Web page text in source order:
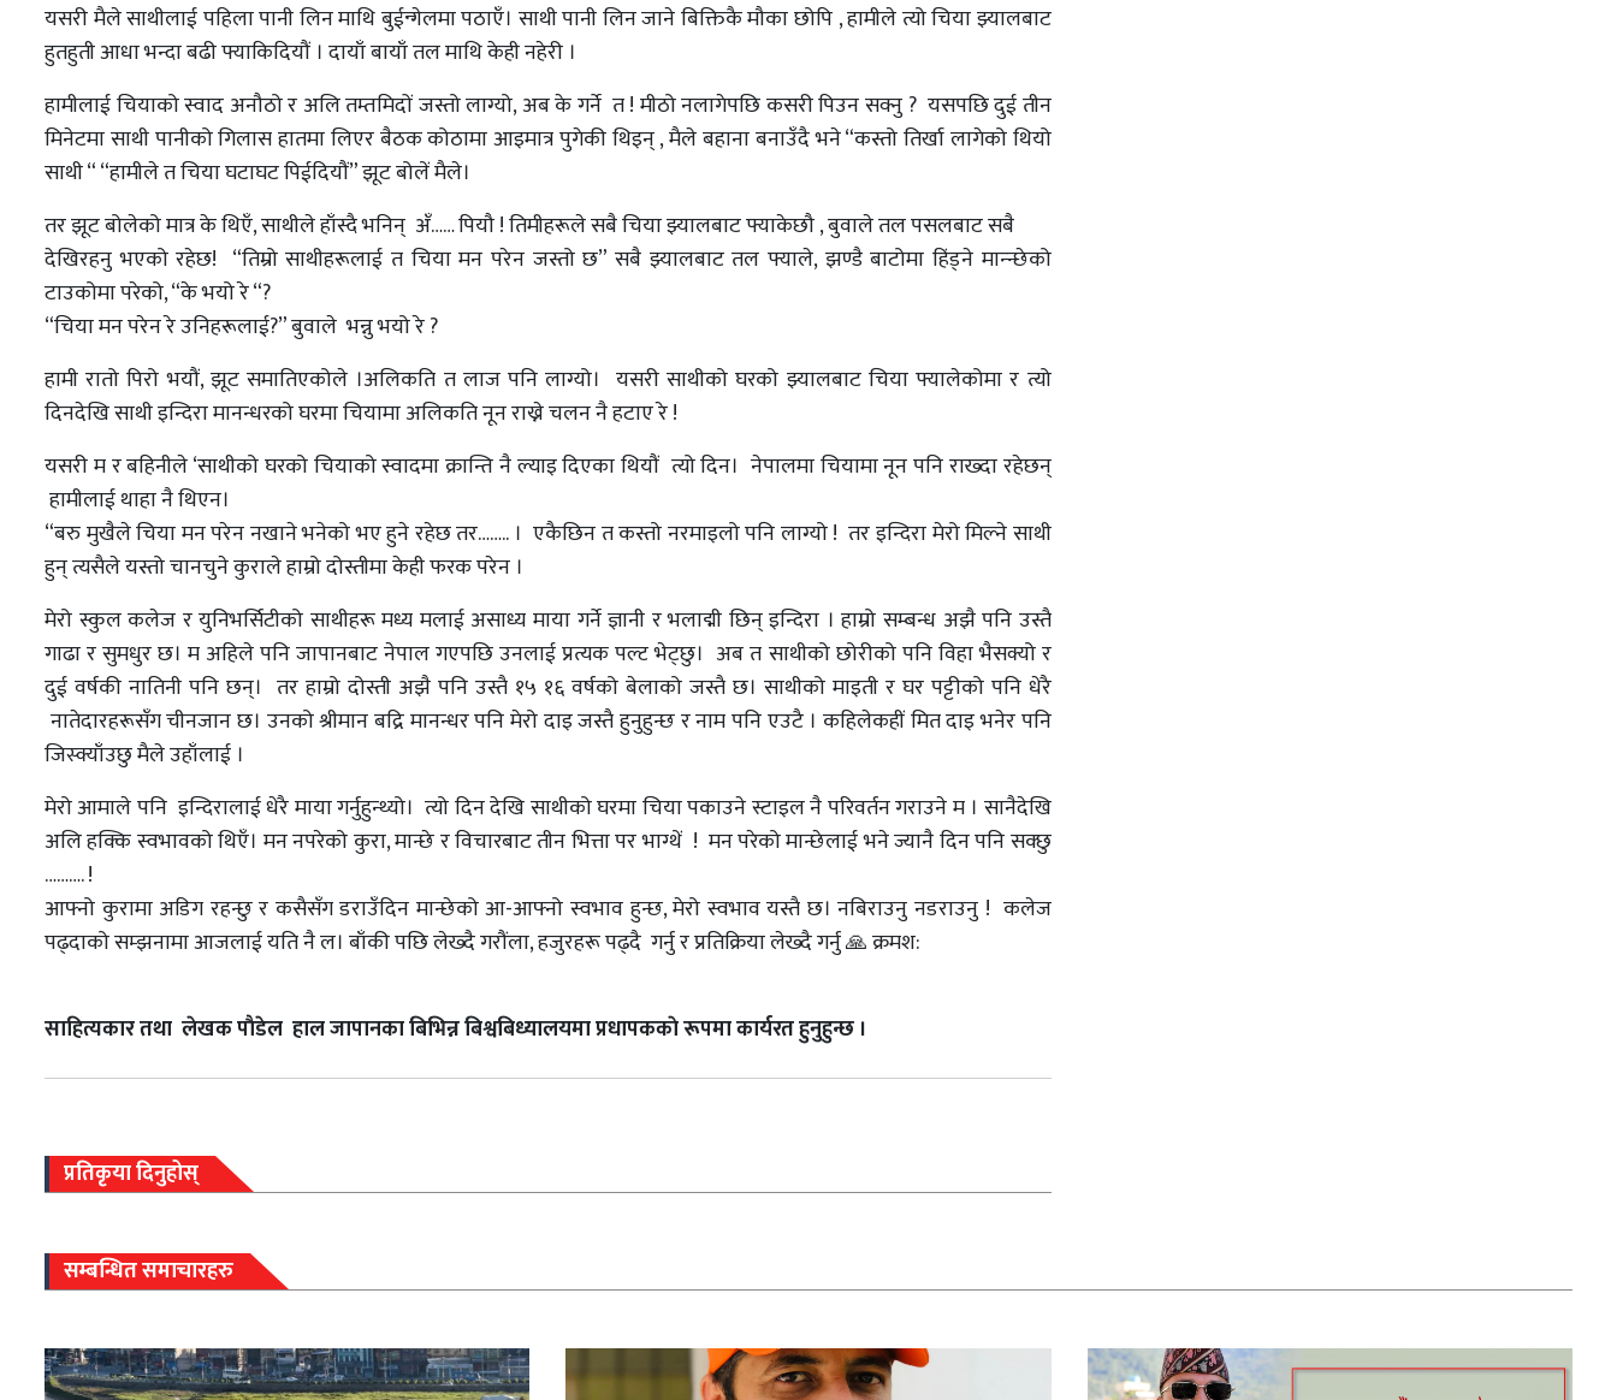
यसरी मैले साथीलाई पहिला पानी लिन माथि बुईन्गेलमा पठाएँ। साथी पानी लिन जाने बिक्तिकै मौका छोपि , हामीले त्यो चिया झ्यालबाट
हुतहुती आधा भन्दा बढी फ्याकिदियौं । दायाँ बायाँ तल माथि केही नहेरी ।
हामीलाई चियाको स्वाद अनौठो र अलि तम्तमिदों जस्तो लाग्यो, अब के गर्ने त ! मीठो नलागेपछि कसरी पिउन सक्नु ? यसपछि दुई तीन
मिनेटमा साथी पानीको गिलास हातमा लिएर बैठक कोठामा आइमात्र पुगेकी थिइन् , मैले बहाना बनाउँदै भने “कस्तो तिर्खा लागेको थियो
साथी “ “हामीले त चिया घटाघट पिईदियौं” झूट बोलें मैले।
तर झूट बोलेको मात्र के थिएँ, साथीले हाँस्दै भनिन् अँ…… पियौ ! तिमीहरूले सबै चिया झ्यालबाट फ्याकेछौ , बुवाले तल पसलबाट सबै
देखिरहनु भएको रहेछ! “तिम्रो साथीहरूलाई त चिया मन परेन जस्तो छ” सबै झ्यालबाट तल फ्याले, झण्डै बाटोमा हिंड्ने मान्न्छेको
टाउकोमा परेको, “के भयो रे “?
“चिया मन परेन रे उनिहरूलाई?” बुवाले भन्नु भयो रे ?
हामी रातो पिरो भयौं, झूट समातिएकोले ।अलिकति त लाज पनि लाग्यो। यसरी साथीको घरको झ्यालबाट चिया फ्यालेकोमा र त्यो
दिनदेखि साथी इन्दिरा मानन्धरको घरमा चियामा अलिकति नून राख्ने चलन नै हटाए रे !
यसरी म र बहिनीले ‘साथीको घरको चियाको स्वादमा क्रान्ति नै ल्याइ दिएका थियौं त्यो दिन। नेपालमा चियामा नून पनि राख्दा रहेछन्
हामीलाई थाहा नै थिएन।
“बरु मुखैले चिया मन परेन नखाने भनेको भए हुने रहेछ तर…….. । एकैछिन त कस्तो नरमाइलो पनि लाग्यो ! तर इन्दिरा मेरो मिल्ने साथी
हुन् त्यसैले यस्तो चानचुने कुराले हाम्रो दोस्तीमा केही फरक परेन ।
मेरो स्कुल कलेज र युनिभर्सिटीको साथीहरू मध्य मलाई असाध्य माया गर्ने ज्ञानी र भलाद्मी छिन् इन्दिरा । हाम्रो सम्बन्ध अझै पनि उस्तै
गाढा र सुमधुर छ। म अहिले पनि जापानबाट नेपाल गएपछि उनलाई प्रत्यक पल्ट भेट्छु। अब त साथीको छोरीको पनि विहा भैसक्यो र
दुई वर्षकी नातिनी पनि छन्। तर हाम्रो दोस्ती अझै पनि उस्तै १५ १६ वर्षको बेलाको जस्तै छ। साथीको माइती र घर पट्टीको पनि धेरै
नातेदारहरूसँग चीनजान छ। उनको श्रीमान बद्रि मानन्धर पनि मेरो दाइ जस्तै हुनुहुन्छ र नाम पनि एउटै । कहिलेकहीं मित दाइ भनेर पनि
जिस्क्याँउछु मैले उहाँलाई ।
मेरो आमाले पनि इन्दिरालाई धेरै माया गर्नुहुन्थ्यो। त्यो दिन देखि साथीको घरमा चिया पकाउने स्टाइल नै परिवर्तन गराउने म । सानैदेखि
अलि हक्कि स्वभावको थिएँ। मन नपरेको कुरा, मान्छे र विचारबाट तीन भित्ता पर भाग्थें ! मन परेको मान्छेलाई भने ज्यानै दिन पनि सक्छु
………. !
आफ्नो कुरामा अडिग रहन्छु र कसैसँग डराउँदिन मान्छेको आ-आफ्नो स्वभाव हुन्छ, मेरो स्वभाव यस्तै छ। नबिराउनु नडराउनु ! कलेज
पढ्दाको सम्झनामा आजलाई यति नै ल। बाँकी पछि लेख्दै गरौंला, हजुरहरू पढ्दै गर्नु र प्रतिक्रिया लेख्दै गर्नु 🙏 क्रमश:
साहित्यकार तथा लेखक पाैडेल हाल जापानका बिभिन्न बिश्वबिध्यालयमा प्रधापककाे रूपमा कार्यरत हुनुहुन्छ ।
प्रतिकृया दिनुहोस्
सम्बन्धित समाचारहरु